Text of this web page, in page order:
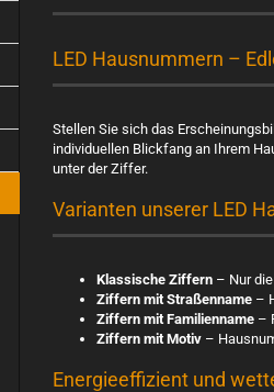
LED Hausnummern –
Stellen Sie sich das
individuellen Blickfang an Ihrem
unter der Ziffer.
Varianten unserer LED
Klassische Ziffern – Nur
Ziffern mit Straßenname –
Ziffern mit Familienname –
Ziffern mit Motiv –
Energieeffizient und